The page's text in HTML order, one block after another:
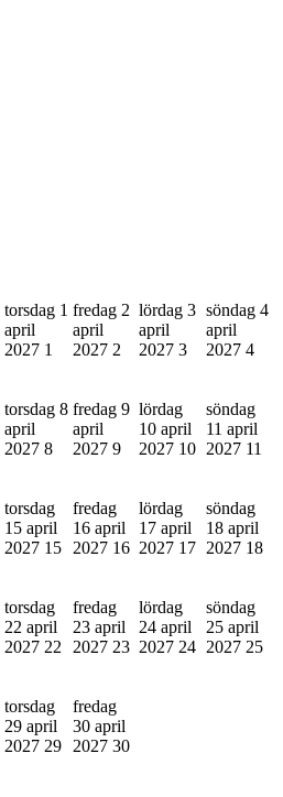
torsdag 1
april
2027 1
fredag 2
april
2027 2
lördag 3
april
2027 3
söndag 4
april
2027 4
torsdag 8
april
2027 8
fredag 9
april
2027 9
lördag
10 april
2027 10
söndag
11 april
2027 11
torsdag
15 april
2027 15
fredag
16 april
2027 16
lördag
17 april
2027 17
söndag
18 april
2027 18
torsdag
22 april
2027 22
fredag
23 april
2027 23
lördag
24 april
2027 24
söndag
25 april
2027 25
torsdag
29 april
2027 29
fredag
30 april
2027 30